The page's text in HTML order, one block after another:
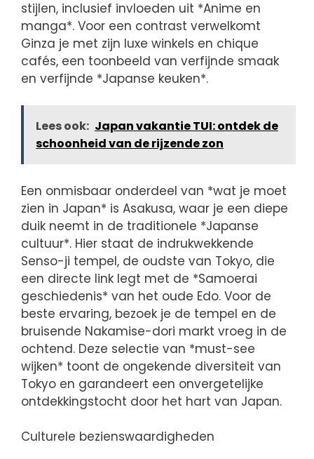
stijlen, inclusief invloeden uit *Anime en
manga*. Voor een contrast verwelkomt
Ginza je met zijn luxe winkels en chique
cafés, een toonbeeld van verfijnde smaak
en verfijnde *Japanse keuken*.
Lees ook: Japan vakantie TUI: ontdek de
schoonheid van de rijzende zon
Een onmisbaar onderdeel van *wat je moet
zien in Japan* is Asakusa, waar je een diepe
duik neemt in de traditionele *Japanse
cultuur*. Hier staat de indrukwekkende
Senso-ji tempel, de oudste van Tokyo, die
een directe link legt met de *Samoerai
geschiedenis* van het oude Edo. Voor de
beste ervaring, bezoek je de tempel en de
bruisende Nakamise-dori markt vroeg in de
ochtend. Deze selectie van *must-see
wijken* toont de ongekende diversiteit van
Tokyo en garandeert een onvergetelijke
ontdekkingstocht door het hart van Japan.
Culturele bezienswaardigheden